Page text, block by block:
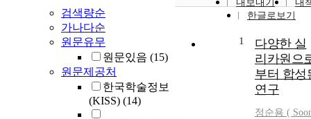
검색량순
가나다순
원문유무
원문있음 (15)
원문제공처
한국학술정보
(KISS) (14)
내보내기
내
한글로보기
1
다양한 실
리카원으
부터 합성
연구
정순용 (